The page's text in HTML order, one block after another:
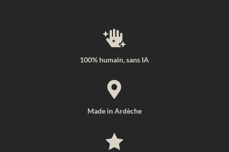

100% humain, sans IA

Made in Ardèche
